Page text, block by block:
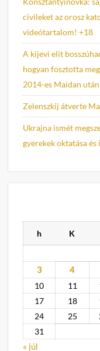
civileket az orosz
videótartalom! +18
A kijevi elit
hogyan fosztotta
2014-es Maidan után
Zelenszkij átverte
Ukrajna ismét
gyerekek oktatása
h K
3
4
10 11
17
18
24
25
31
« júl